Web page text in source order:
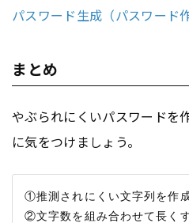
パスワード生成（パスワード作
まとめ
やぶられにくいパスワードを
に気をつけましょう。
①推測されにくい文字列を作
②文字数を組み合わせて長く